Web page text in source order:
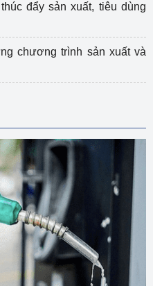
đẩy sản xuất, tiêu dùng
chương trình sản xuất và